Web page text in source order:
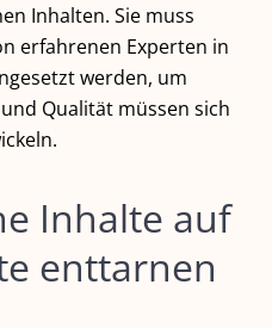
Inhalten. Sie muss
erfahrenen Experten in
werden, um
Qualität müssen sich
Inhalte auf
enttarnen